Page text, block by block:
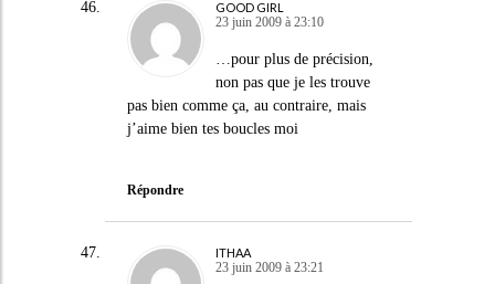
GOOD GIRL
23 juin 2009 à 23:10
…pour plus de précision,
non pas que je les trouve
pas bien comme ça, au contraire, mais
j’aime bien tes boucles moi
Répondre
ITHAA
23 juin 2009 à 23:21